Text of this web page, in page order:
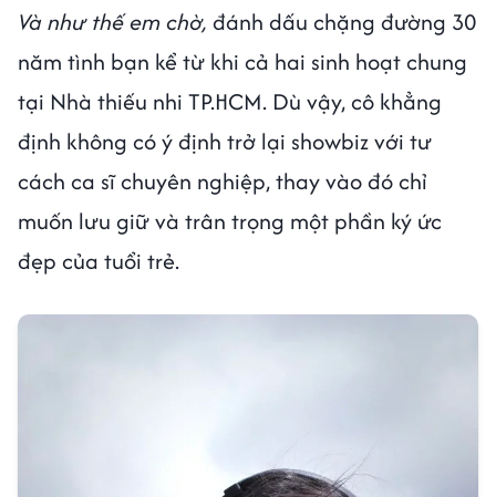
Và như thế em chờ, đánh dấu chặng đường 30
năm tình bạn kể từ khi cả hai sinh hoạt chung
tại Nhà thiếu nhi TP.HCM. Dù vậy, cô khẳng
định không có ý định trở lại showbiz với tư
cách ca sĩ chuyên nghiệp, thay vào đó chỉ
muốn lưu giữ và trân trọng một phần ký ức
đẹp của tuổi trẻ.